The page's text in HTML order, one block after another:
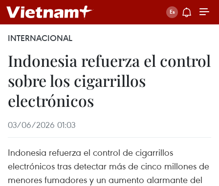
INTERNACIONAL
Indonesia refuerza el control
sobre los cigarrillos
electrónicos
03/06/2026 01:03
Indonesia refuerza el control de cigarrillos
electrónicos tras detectar más de cinco millones de
menores fumadores y un aumento alarmante del